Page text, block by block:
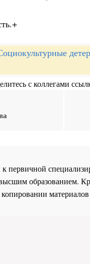
с коллегами
первичной
образованием.
материалов